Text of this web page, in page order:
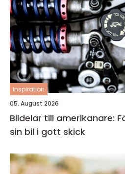
inspiration
05. August 2026
Bildelar till amerikanare:
sin bil i gott skick